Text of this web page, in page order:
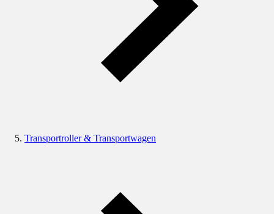
Transportroller & Transportwagen